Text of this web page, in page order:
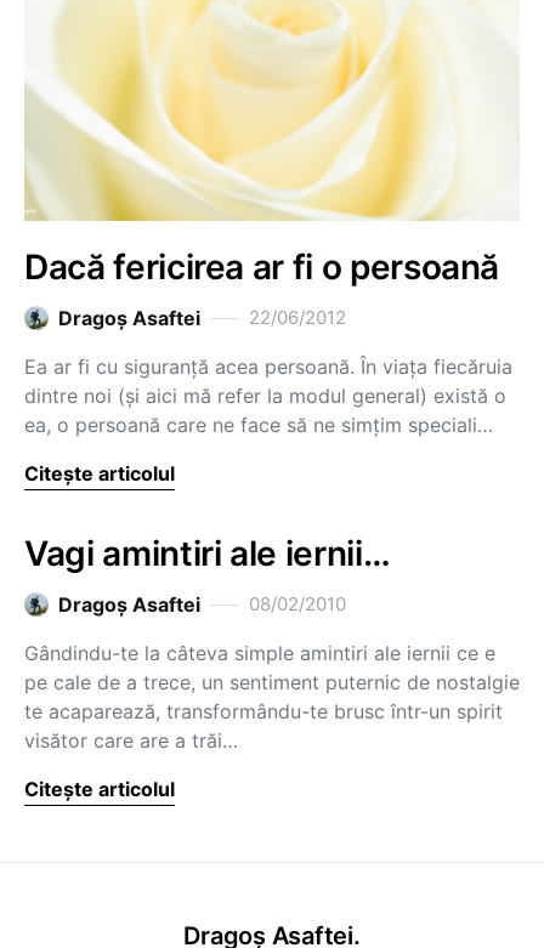
Dacă fericirea ar fi o persoană
Dragoş Asaftei 22/06/2012
Ea ar fi cu siguranță acea persoană. În viața fiecăruia
dintre noi (și aici mă refer la modul general) există o
ea, o persoană care ne face să ne simțim speciali…
Citește articolul
Vagi amintiri ale iernii…
Dragoş Asaftei 08/02/2010
Gândindu-te la câteva simple amintiri ale iernii ce e
pe cale de a trece, un sentiment puternic de nostalgie
te acaparează, transformându-te brusc într-un spirit
visător care are a trăi…
Citește articolul
Dragoș Asaftei.